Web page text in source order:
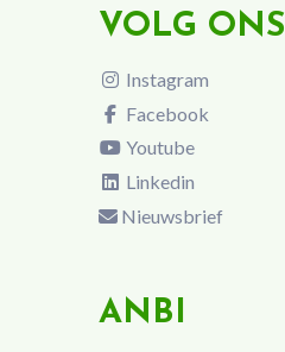
VOLG ONS
Instagram
Facebook
Youtube
Linkedin
Nieuwsbrief
ANBI